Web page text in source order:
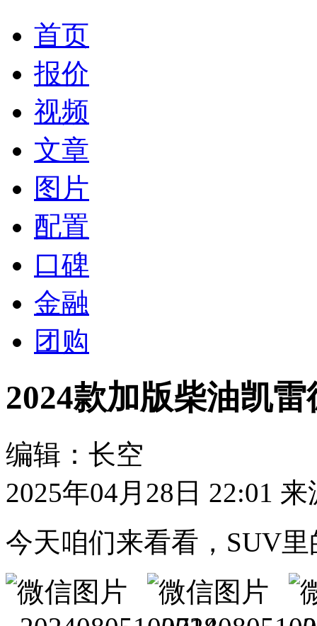
首页
报价
视频
文章
图片
配置
口碑
金融
团购
2024款加版柴油凯
编辑：长空
2025年04月28日 22:01 来
今天咱们来看看，SUV